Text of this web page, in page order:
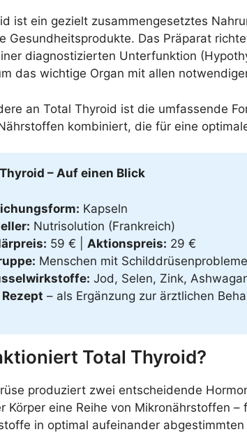
ist ein gezielt zusammengesetztes
Gesundheitsprodukte. Das Präparat
diagnostizierten Unterfunktion
das wichtige Organ mit allen
an Total Thyroid ist die umfassende
kombiniert, die für eine
– Auf einen Blick
Kapseln
Nutrisolution (Frankreich)
59 € | Aktionspreis: 29 €
Menschen mit
Jod, Selen, Zink,
– als Ergänzung zur ärztlichen
Total Thyroid?
produziert zwei entscheidende
Körper eine Reihe von Mikronährstoffen
in optimal aufeinander abgestimmten